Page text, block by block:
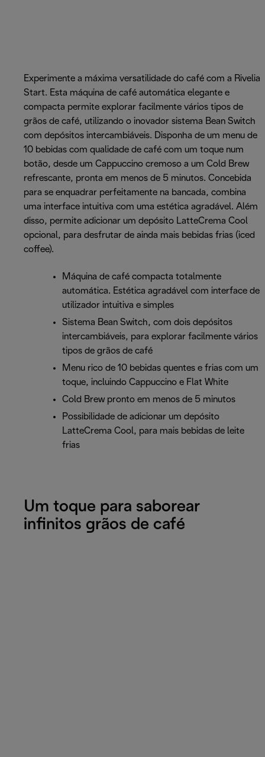
Experimente a máxima versatilidade do café com a Rivelia
Start. Esta máquina de café automática elegante e
compacta permite explorar facilmente vários tipos de
grãos de café, utilizando o inovador sistema Bean Switch
com depósitos intercambiáveis. Disponha de um menu de
10 bebidas com qualidade de café com um toque num
botão, desde um Cappuccino cremoso a um Cold Brew
refrescante, pronta em menos de 5 minutos. Concebida
para se enquadrar perfeitamente na bancada, combina
uma interface intuitiva com uma estética agradável. Além
disso, permite adicionar um depósito LatteCrema Cool
opcional, para desfrutar de ainda mais bebidas frias (iced
coffee).
Máquina de café compacta totalmente
automática. Estética agradável com interface de
utilizador intuitiva e simples
Sistema Bean Switch, com dois depósitos
intercambiáveis, para explorar facilmente vários
tipos de grãos de café
Menu rico de 10 bebidas quentes e frias com um
toque, incluindo Cappuccino e Flat White
Cold Brew pronto em menos de 5 minutos
Possibilidade de adicionar um depósito
LatteCrema Cool, para mais bebidas de leite
frias
Um toque para saborear
infinitos grãos de café